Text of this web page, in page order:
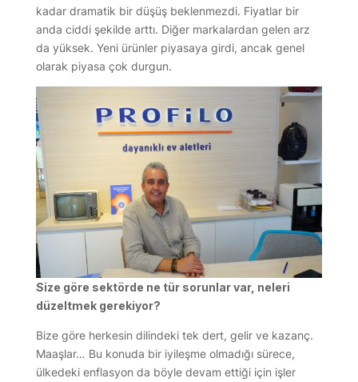
kadar dramatik bir düşüş beklenmezdi. Fiyatlar bir
anda ciddi şekilde arttı. Diğer markalardan gelen arz
da yüksek. Yeni ürünler piyasaya girdi, ancak genel
olarak piyasa çok durgun.
Size göre sektörde ne tür sorunlar var, neleri
düzeltmek gerekiyor?
Bize göre herkesin dilindeki tek dert, gelir ve kazanç.
Maaşlar… Bu konuda bir iyileşme olmadığı sürece,
ülkedeki enflasyon da böyle devam ettiği için işler